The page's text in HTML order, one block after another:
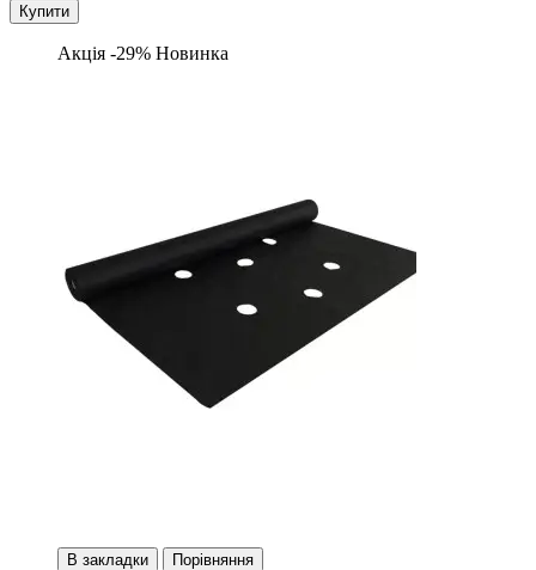
Купити
Акція -29% Новинка
В закладки Порівняння